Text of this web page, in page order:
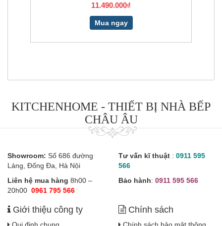
11.490.000₫
Mua ngay
KITCHENHOME - THIẾT BỊ NHÀ BẾP
CHÂU ÂU
Showroom: Số 686 đường
Láng, Đống Đa, Hà Nội
Liên hệ mua hàng 8h00 –
20h00 0961 795 566
Tư vấn kĩ thuật : 0911 595
566
Bảo hành: 0911 595 566
Giới thiệu công ty Chính sách